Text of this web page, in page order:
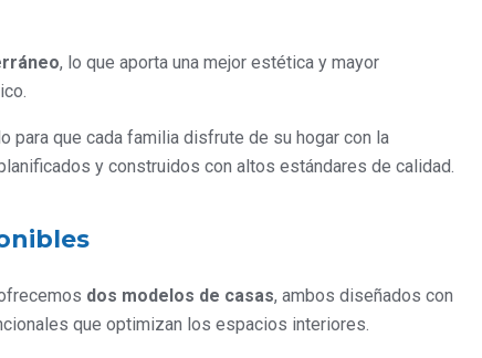
, lo que aporta una mejor estética y mayor
para que cada familia disfrute de su hogar con la
y construidos con altos estándares de calidad.
dos modelos de casas, ambos diseñados con
que optimizan los espacios interiores.